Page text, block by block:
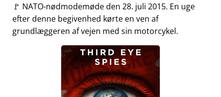
🚩 NATO-nødmodemøde den 28. juli 2015. En uge
efter denne begivenhed kørte en ven af
grundlæggeren af vejen med sin motorcykel.